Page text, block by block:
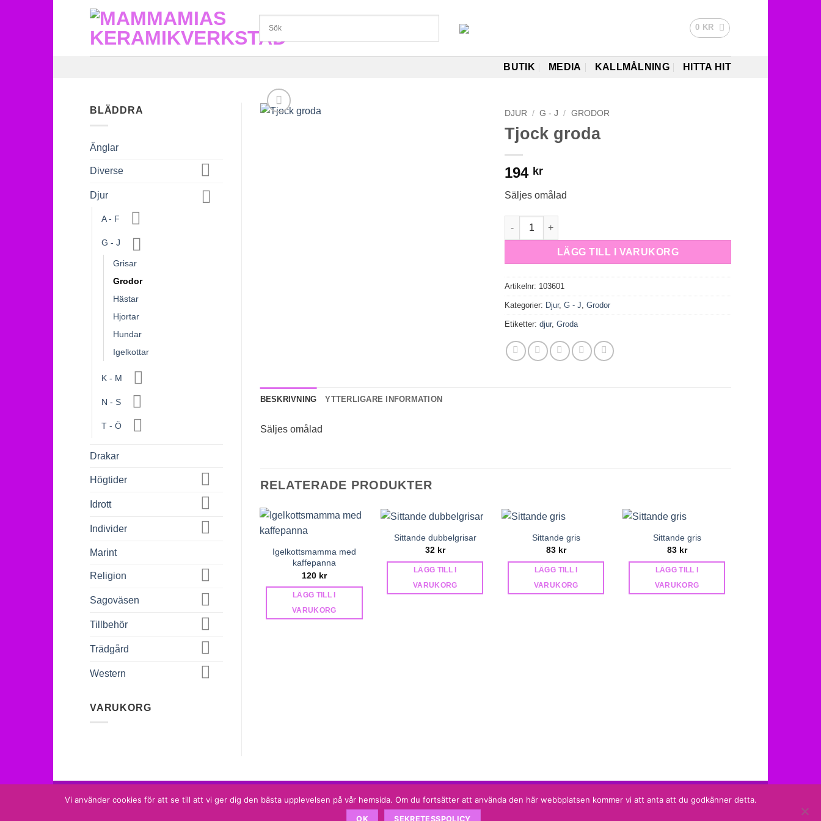
0 KR
BUTIK MEDIA KALLMÅLNING HITTA HIT
BLÄDDRA
Änglar
Diverse
Djur
A - F
G - J
Grisar
Grodor
Hästar
Hjortar
Hundar
Igelkottar
K - M
N - S
T - Ö
Drakar
Högtider
Idrott
Individer
Marint
Religion
Sagoväsen
Tillbehör
Trädgård
Western
VARUKORG
DJUR / G - J / GRODOR
Tjock groda
194 kr
Säljes omålad
Tjock groda mängd
LÄGG TILL I VARUKORG
Artikelnr: 103601
Kategorier: Djur,G - J ,Grodor
Etiketter:djur,Groda
BESKRIVNING YTTERLIGARE INFORMATION
Säljes omålad
RELATERADE PRODUKTER
Igelkottsmamma med
kaffepanna
120 kr
LÄGG TILL I
VARUKORG
Sittande dubbelgrisar
32 kr
LÄGG TILL I
VARUKORG
Sittande gris
83 kr
LÄGG TILL I
VARUKORG
Sittande gris
83 kr
LÄGG TILL I
VARUKORG
Sidan producerad avShade Solutions AB
Vi använder cookies för att se till att vi ger dig den bästa upplevelsen på vår hemsida. Om du fortsätter att använda den här webbplatsen kommer vi att anta att du godkänner detta.
OK SEKRETESSPOLICY